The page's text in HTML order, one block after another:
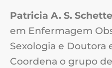
Patricia A. S.
em Enfermagem
Sexologia e Doutora
Coordena o grupo